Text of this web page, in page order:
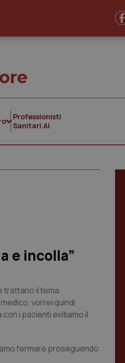
Professionisti
Sanitari.AI
e incolla”
trattano il tema
vorrei quindi
i pazienti evitiamo il
fermare proseguendo